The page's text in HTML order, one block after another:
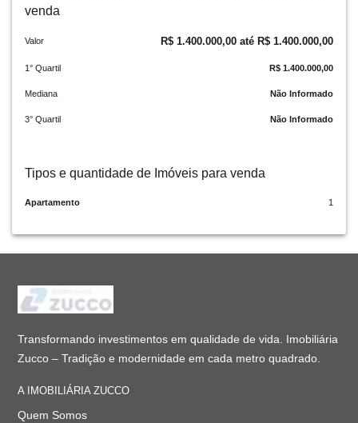
venda
Valor R$ 1.400.000,00 até R$ 1.400.000,00
1° Quartil R$ 1.400.000,00
Mediana Não Informado
3° Quartil Não Informado
Tipos e quantidade de Imóveis para venda
Apartamento 1
Transformando investimentos em qualidade de vida. Imobiliária
Zucco – Tradição e modernidade em cada metro quadrado.
A IMOBILIÁRIA ZUCCO
Quem Somos